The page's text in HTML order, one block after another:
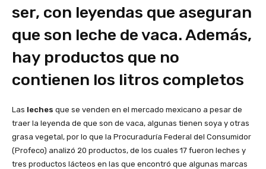
ser, con leyendas que aseguran
que son leche de vaca. Además,
hay productos que no
contienen los litros completos
Las leches que se venden en el mercado mexicano a pesar de
traer la leyenda de que son de vaca, algunas tienen soya y otras
grasa vegetal, por lo que la Procuraduría Federal del Consumidor
(Profeco) analizó 20 productos, de los cuales 17 fueron leches y
tres productos lácteos en las que encontró que algunas marcas